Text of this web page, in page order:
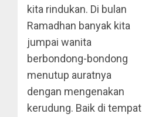
kita rindukan. Di bulan
Ramadhan banyak kita
jumpai wanita
berbondong-bondong
menutup auratnya
dengan mengenakan
kerudung. Baik di tempat